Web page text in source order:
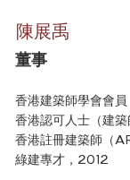
陳展禹
董事
香港建築師學會會
香港認可人士（建
香港註冊建築師（
綠建專才，2012